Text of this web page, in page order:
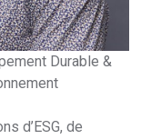
Durable &
d’ESG, de